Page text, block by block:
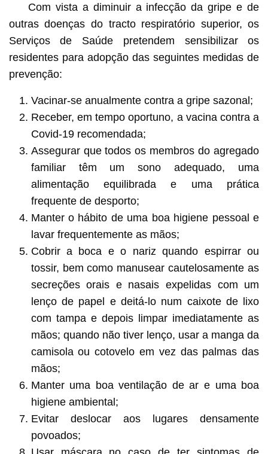
Com vista a diminuir a infecção da gripe e de
outras doenças do tracto respiratório superior, os
Serviços de Saúde pretendem sensibilizar os
residentes para adopção das seguintes medidas de
prevenção:
Vacinar-se anualmente contra a gripe sazonal;
Receber, em tempo oportuno, a vacina contra a
Covid-19 recomendada;
Assegurar que todos os membros do agregado
familiar têm um sono adequado, uma
alimentação equilibrada e uma prática
frequente de desporto;
Manter o hábito de uma boa higiene pessoal e
lavar frequentemente as mãos;
Cobrir a boca e o nariz quando espirrar ou
tossir, bem como manusear cautelosamente as
secreções orais e nasais expelidas com um
lenço de papel e deitá-lo num caixote de lixo
com tampa e depois limpar imediatamente as
mãos; quando não tiver lenço, usar a manga da
camisola ou cotovelo em vez das palmas das
mãos;
Manter uma boa ventilação de ar e uma boa
higiene ambiental;
Evitar deslocar aos lugares densamente
povoados;